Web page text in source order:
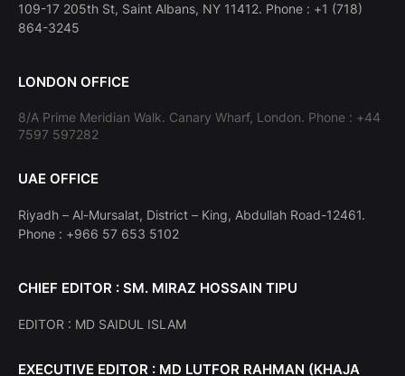
109-17 205th St, Saint Albans, NY 11412. Phone : +1 (718)
864-3245
LONDON OFFICE
8/A Prime Meridian Walk. Canary Wharf, London. Phone : +44
7597 597282
UAE OFFICE
Riyadh – Al-Mursalat, District – King, Abdullah Road-12461.
Phone : +966 57 653 5102
CHIEF EDITOR : SM. MIRAZ HOSSAIN TIPU
EDITOR : MD SAIDUL ISLAM
EXECUTIVE EDITOR : MD LUTFOR RAHMAN (KHAJA